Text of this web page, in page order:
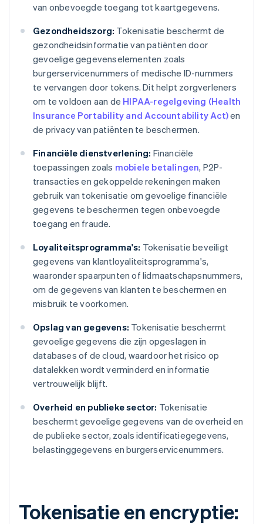
van onbevoegde toegang tot kaartgegevens.
Gezondheidszorg: Tokenisatie beschermt de
gezondheidsinformatie van patiënten door
gevoelige gegevenselementen zoals
burgerservicenummers of medische ID-nummers
te vervangen door tokens. Dit helpt zorgverleners
om te voldoen aan de HIPAA-regelgeving (Health
Insurance Portability and Accountability Act)en
de privacy van patiënten te beschermen.
Financiële dienstverlening: Financiële
toepassingen zoals mobiele betalingen, P2P-
transacties en gekoppelde rekeningen maken
gebruik van tokenisatie om gevoelige financiële
gegevens te beschermen tegen onbevoegde
toegang en fraude.
Loyaliteitsprogramma's: Tokenisatie beveiligt
gegevens van klantloyaliteitsprogramma's,
waaronder spaarpunten of lidmaatschapsnummers,
om de gegevens van klanten te beschermen en
misbruik te voorkomen.
Opslag van gegevens: Tokenisatie beschermt
gevoelige gegevens die zijn opgeslagen in
databases of de cloud, waardoor het risico op
datalekken wordt verminderd en informatie
vertrouwelijk blijft.
Overheid en publieke sector: Tokenisatie
beschermt gevoelige gegevens van de overheid en
de publieke sector, zoals identificatiegegevens,
belastinggegevens en burgerservicenummers.
Tokenisatie en encryptie: